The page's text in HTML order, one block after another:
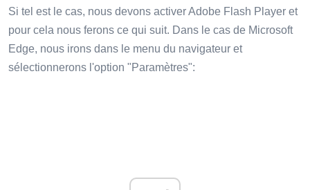
Si tel est le cas, nous devons activer Adobe Flash Player et
pour cela nous ferons ce qui suit. Dans le cas de Microsoft
Edge, nous irons dans le menu du navigateur et
sélectionnerons l'option "Paramètres":